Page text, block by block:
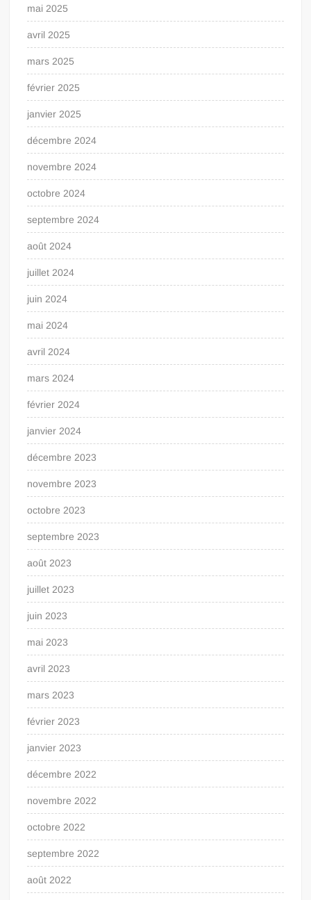
mai 2025
avril 2025
mars 2025
février 2025
janvier 2025
décembre 2024
novembre 2024
octobre 2024
septembre 2024
août 2024
juillet 2024
juin 2024
mai 2024
avril 2024
mars 2024
février 2024
janvier 2024
décembre 2023
novembre 2023
octobre 2023
septembre 2023
août 2023
juillet 2023
juin 2023
mai 2023
avril 2023
mars 2023
février 2023
janvier 2023
décembre 2022
novembre 2022
octobre 2022
septembre 2022
août 2022